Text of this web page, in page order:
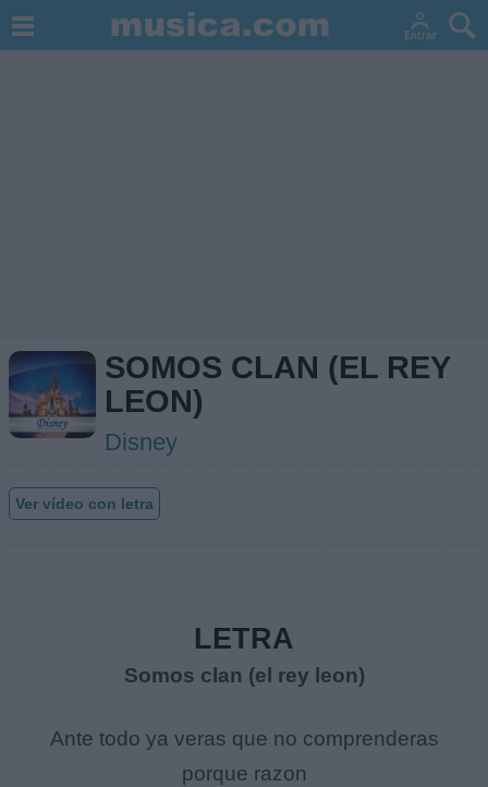
SOMOS CLAN (EL REY
LEON)
Disney
Ver vídeo con letra
LETRA
Somos clan (el rey leon)
Ante todo ya veras que no comprenderas
porque razon